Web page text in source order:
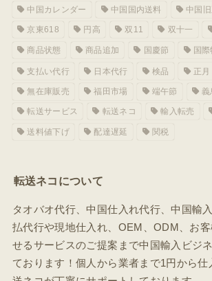
中国カレンダー 中国国内送料 中国旧
京東618 円高 双11 双十一
商品状態 商品追加 国慶節 国
支払い代行 日本代行 検品 正月
無在庫販売 福田市場 端午節 義
転送サービス 転送ネコ 輸入転売
送料値下げ 配達遅延 関税
転送ネコについて
タオバオ代行、中国仕入れ代行、中国輸
払代行や現地仕入れ、OEM、ODM、お
せるサービスのご提案まで中国輸入ビジ
ております！個人から業者まで1円から仕